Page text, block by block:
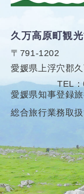
久万高原町観
〒791-1202
愛媛県上浮穴郡
TEL
愛媛県知事登録
総合旅行業務取